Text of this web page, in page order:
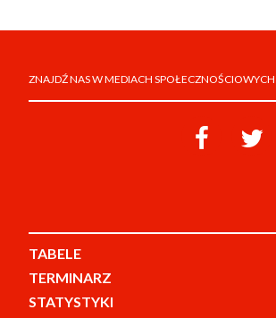
ZNAJDŹ NAS W MEDIACH SPOŁECZNOŚCIOWYCH
TABELE
TERMINARZ
STATYSTYKI